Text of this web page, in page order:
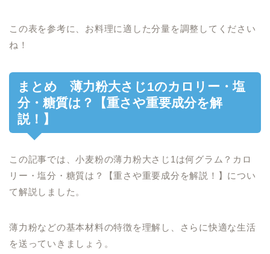
この表を参考に、お料理に適した分量を調整してください
ね！
まとめ 薄力粉大さじ1のカロリー・塩
分・糖質は？【重さや重要成分を解
説！】
この記事では、小麦粉の薄力粉大さじ1は何グラム？カロ
リー・塩分・糖質は？【重さや重要成分を解説！】につい
て解説しました。
薄力粉などの基本材料の特徴を理解し、さらに快適な生活
を送っていきましょう。